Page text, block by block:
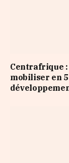
Centrafrique
mobiliser en